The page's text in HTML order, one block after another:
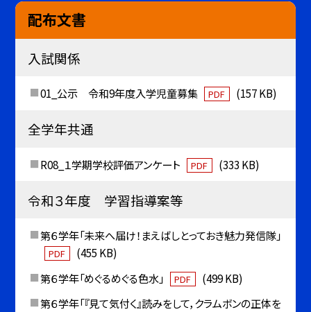
配布文書
入試関係
01_公示 令和9年度入学児童募集 PDF (157 KB)
全学年共通
R08_１学期学校評価アンケート PDF (333 KB)
令和３年度 学習指導案等
第６学年「未来へ届け！まえばしとっておき魅力発信隊」
PDF
(455 KB)
第６学年「めぐるめぐる色水」
PDF
(499 KB)
第６学年「『見て気付く』読みをして，クラムボンの正体を